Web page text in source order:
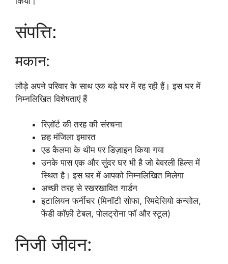
संपत्ति:
मकान:
लौड़े अपने परिवार के साथ एक बड़े घर में रह रही हैं। इस घर में
निम्नलिखित विशेषताएं हैं
रिज़ॉर्ट की तरह की संरचना
छह मंजिला इमारत
एड कैलमा के थीम पर डिज़ाइन किया गया
उनके पास एक और सुंदर घर भी है जो बेवरली हिल्स में
स्थित है। इस घर में आपको निम्नलिखित मिलेगा
अच्छी तरह से रखरखावित गार्डन
इटालियन फर्नीचर (मिनॉटी सोफा, रिमदेसियो कन्सोल,
फेंडी कॉफ़ी टेबल, पोलट्रोना फॉ और स्टूल)
निजी जीवन: